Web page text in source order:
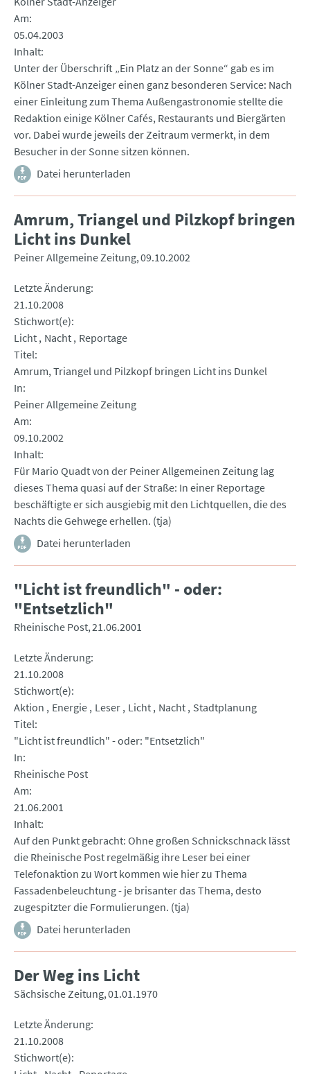
Am
05.04.2003
Inhalt
Unter der Überschrift „Ein Platz an der Sonne“ gab es im
Kölner Stadt-Anzeiger einen ganz besonderen Service: Nach
einer Einleitung zum Thema Außengastronomie stellte die
Redaktion einige Kölner Cafés, Restaurants und Biergärten
vor. Dabei wurde jeweils der Zeitraum vermerkt, in dem
Besucher in der Sonne sitzen können.
Datei herunterladen
Amrum, Triangel und Pilzkopf bringen
Licht ins Dunkel
Peiner Allgemeine Zeitung 09.10.2002
Letzte Änderung
21.10.2008
Stichwort(e)
Licht Nacht Reportage
Titel
Amrum, Triangel und Pilzkopf bringen Licht ins Dunkel
In
Peiner Allgemeine Zeitung
Am
09.10.2002
Inhalt
Für Mario Quadt von der Peiner Allgemeinen Zeitung lag
dieses Thema quasi auf der Straße: In einer Reportage
beschäftigte er sich ausgiebig mit den Lichtquellen, die des
Nachts die Gehwege erhellen. (tja)
Datei herunterladen
"Licht ist freundlich" - oder:
"Entsetzlich"
Rheinische Post 21.06.2001
Letzte Änderung
21.10.2008
Stichwort(e)
Aktion
Energie Leser Licht Nacht Stadtplanung
Titel
"Licht ist freundlich" - oder: "Entsetzlich"
In
Rheinische Post
Am
21.06.2001
Inhalt
Auf den Punkt gebracht: Ohne großen Schnickschnack lässt
die Rheinische Post regelmäßig ihre Leser bei einer
Telefonaktion zu Wort kommen wie hier zu Thema
Fassadenbeleuchtung - je brisanter das Thema, desto
zugespitzter die Formulierungen. (tja)
Datei herunterladen
Der Weg ins Licht
Sächsische Zeitung 01.01.1970
Letzte Änderung
21.10.2008
Stichwort(e)